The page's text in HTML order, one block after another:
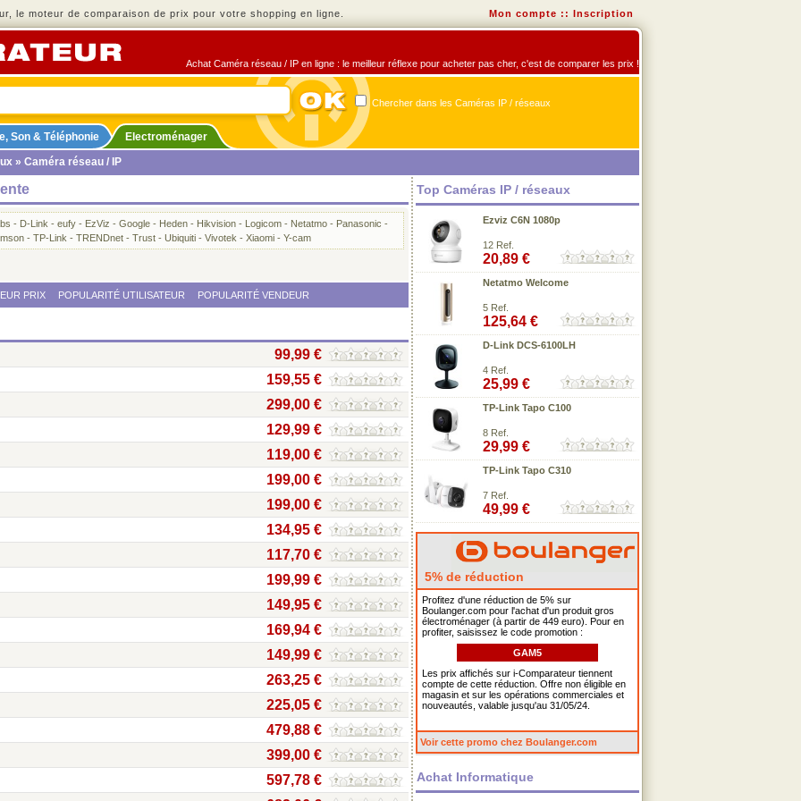
le moteur de comparaison de prix pour votre shopping en ligne. Mon compte :: Inscription
Achat Caméra réseau / IP en ligne : le meilleur réflexe pour acheter pas cher, c'est de comparer les prix !
Chercher dans les Caméras IP / réseaux
Son & Téléphonie
Electroménager
» Caméra réseau / IP
- D-Link - eufy - EzViz - Google - Heden - Hikvision - Logicom - Netatmo - Panasonic -
- TP-Link - TRENDnet - Trust - Ubiquiti - Vivotek - Xiaomi - Y-cam
PRIX POPULARITÉ UTILISATEUR POPULARITÉ VENDEUR
99,99 €
159,55 €
299,00 €
129,99 €
119,00 €
199,00 €
199,00 €
134,95 €
117,70 €
199,99 €
149,95 €
169,94 €
149,99 €
263,25 €
225,05 €
479,88 €
399,00 €
597,78 €
Top Caméras IP / réseaux
Ezviz C6N 1080p
12 Ref.
20,89 €
Netatmo Welcome
5 Ref.
125,64 €
D-Link DCS-6100LH
4 Ref.
25,99 €
TP-Link Tapo C100
8 Ref.
29,99 €
TP-Link Tapo C310
7 Ref.
49,99 €
5% de réduction
Profitez d'une réduction de 5% sur
Boulanger.com pour l'achat d'un produit gros
électroménager (à partir de 449 euro). Pour en
profiter, saisissez le code promotion :
GAM5
Les prix affichés sur i-Comparateur tiennent
compte de cette réduction. Offre non éligible en
magasin et sur les opérations commerciales et
nouveautés, valable jusqu'au 31/05/24.
Voir cette promo chez Boulanger.com
Achat Informatique